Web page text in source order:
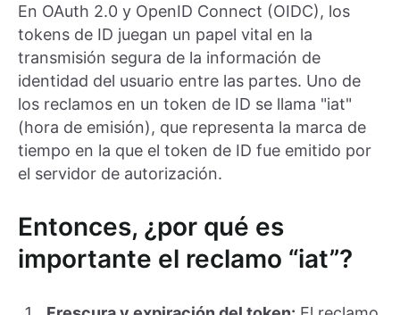
En OAuth 2.0 y OpenID Connect (OIDC), los
tokens de ID juegan un papel vital en la
transmisión segura de la información de
identidad del usuario entre las partes. Uno de
los reclamos en un token de ID se llama "iat"
(hora de emisión), que representa la marca de
tiempo en la que el token de ID fue emitido por
el servidor de autorización.
Entonces, ¿por qué es
importante el reclamo “iat”?